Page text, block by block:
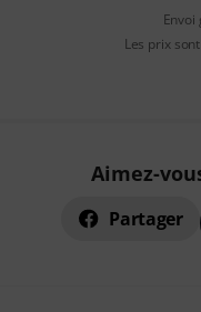
Les prix
Aimez-
Partager